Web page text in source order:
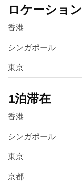
ロケーション
香港
シンガポール
東京
1泊滞在
香港
シンガポール
東京
京都